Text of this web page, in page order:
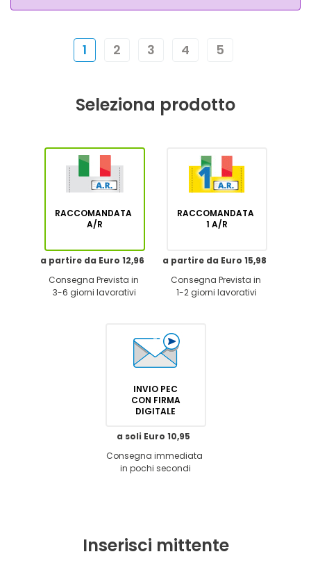
1 2 3 4 5
Seleziona prodotto
RACCOMANDATA
A/R
a partire da Euro 12,96
Consegna Prevista in
3-6 giorni lavorativi
RACCOMANDATA
1 A/R
a partire da Euro 15,98
Consegna Prevista in
1-2 giorni lavorativi
INVIO PEC
CON FIRMA
DIGITALE
a soli Euro 10,95
Consegna immediata
in pochi secondi
Inserisci mittente